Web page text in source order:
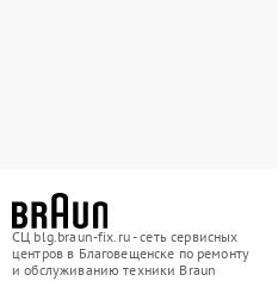
СЦ blg.braun-fix.ru - сеть сервисных
центров в Благовещенске по ремонту
и обслуживанию техники Braun